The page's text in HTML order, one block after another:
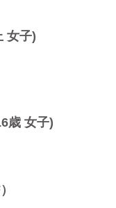
女子)
歳 女子)